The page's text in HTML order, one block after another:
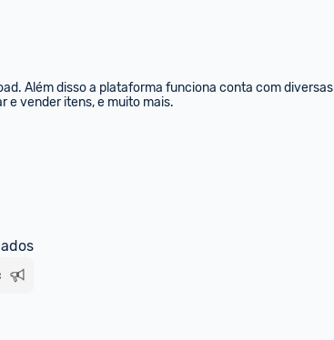
Além disso a plataforma funciona conta com diversas
e vender itens, e muito mais.